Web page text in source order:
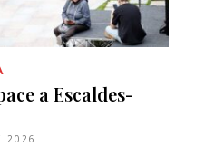
a Escaldes-
2026